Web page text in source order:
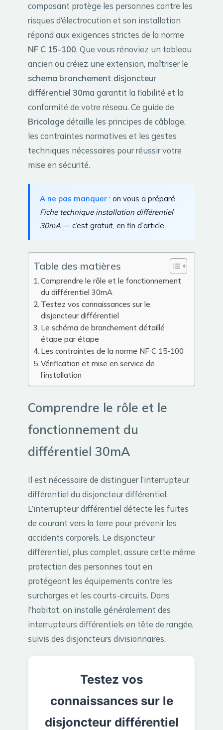
composant protège les personnes contre les
risques d’électrocution et son installation
répond aux exigences strictes de la norme
NF C 15-100. Que vous rénoviez un tableau
ancien ou créiez une extension, maîtriser le
schema branchement disjoncteur
différentiel 30ma garantit la fiabilité et la
conformité de votre réseau. Ce guide de
Bricolagedétaille les principes de câblage,
les contraintes normatives et les gestes
techniques nécessaires pour réussir votre
mise en sécurité.
A ne pas manquer : on vous a préparé
Fiche technique installation différentiel
30mA — c’est gratuit, en fin d’article.
Table des matières
Comprendre le rôle et le fonctionnement
du différentiel 30mA
Testez vos connaissances sur le
disjoncteur différentiel
Le schéma de branchement détaillé
étape par étape
Les contraintes de la norme NF C 15-100
Vérification et mise en service de
l’installation
Comprendre le rôle et le
fonctionnement du
différentiel 30mA
Il est nécessaire de distinguer l’interrupteur
différentiel du disjoncteur différentiel.
L’interrupteur différentiel détecte les fuites
de courant vers la terre pour prévenir les
accidents corporels. Le disjoncteur
différentiel, plus complet, assure cette même
protection des personnes tout en
protégeant les équipements contre les
surcharges et les courts-circuits. Dans
l’habitat, on installe généralement des
interrupteurs différentiels en tête de rangée,
suivis des disjoncteurs divisionnaires.
Testez vos
connaissances sur le
disjoncteur différentiel